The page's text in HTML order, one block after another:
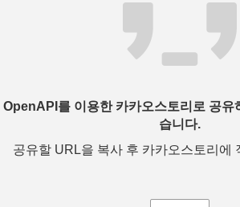
OpenAPI를 이용한 카카오스토리로 공유
습니다.
공유할 URL을 복사 후 카카오스토리에